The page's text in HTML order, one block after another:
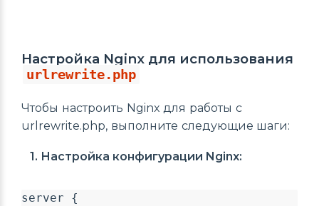
Настройка Nginx для использования
urlrewrite.php
Чтобы настроить Nginx для работы с
urlrewrite.php, выполните следующие шаги:
1. Настройка конфигурации Nginx:
server {